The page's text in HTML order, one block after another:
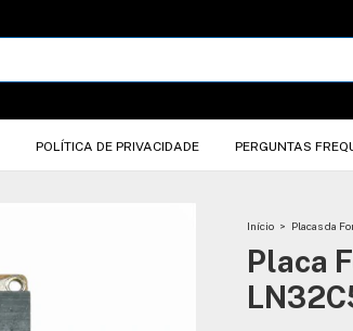
POLÍTICA DE PRIVACIDADE PERGUNTAS
Início > Placas da
Placa